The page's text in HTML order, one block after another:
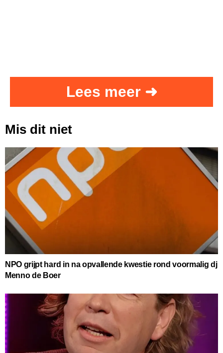
Lees meer ➜
Mis dit niet
NPO grijpt hard in na opvallende kwestie rond voormalig dj
Menno de Boer